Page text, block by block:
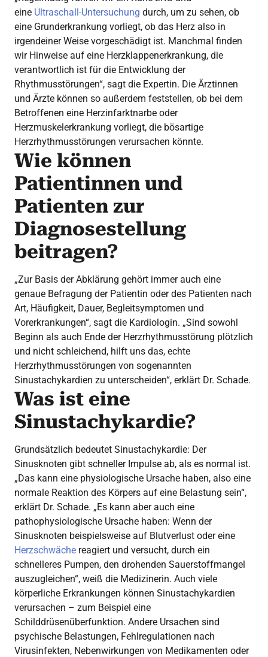
eine Ultraschall-Untersuchung durch, um zu sehen, ob
eine Grunderkrankung vorliegt, ob das Herz also in
irgendeiner Weise vorgeschädigt ist. Manchmal finden
wir Hinweise auf eine Herzklappenerkrankung, die
verantwortlich ist für die Entwicklung der
Rhythmusstörungen“, sagt die Expertin. Die Ärztinnen
und Ärzte können so außerdem feststellen, ob bei dem
Betroffenen eine Herzinfarktnarbe oder
Herzmuskelerkrankung vorliegt, die bösartige
Herzrhythmusstörungen verursachen könnte.
Wie können
Patientinnen und
Patienten zur
Diagnosestellung
beitragen?
„Zur Basis der Abklärung gehört immer auch eine
genaue Befragung der Patientin oder des Patienten nach
Art, Häufigkeit, Dauer, Begleitsymptomen und
Vorerkrankungen“, sagt die Kardiologin. „Sind sowohl
Beginn als auch Ende der Herzrhythmusstörung plötzlich
und nicht schleichend, hilft uns das, echte
Herzrhythmusstörungen von sogenannten
Sinustachykardien zu unterscheiden“, erklärt Dr. Schade.
Was ist eine
Sinustachykardie?
Grundsätzlich bedeutet Sinustachykardie: Der
Sinusknoten gibt schneller Impulse ab, als es normal ist.
„Das kann eine physiologische Ursache haben, also eine
normale Reaktion des Körpers auf eine Belastung sein“,
erklärt Dr. Schade. „Es kann aber auch eine
pathophysiologische Ursache haben: Wenn der
Sinusknoten beispielsweise auf Blutverlust oder eine
Herzschwäche reagiert und versucht, durch ein
schnelleres Pumpen, den drohenden Sauerstoffmangel
auszugleichen“, weiß die Medizinerin. Auch viele
körperliche Erkrankungen können Sinustachykardien
verursachen – zum Beispiel eine
Schilddrüsenüberfunktion. Andere Ursachen sind
psychische Belastungen, Fehlregulationen nach
Virusinfekten, Nebenwirkungen von Medikamenten oder